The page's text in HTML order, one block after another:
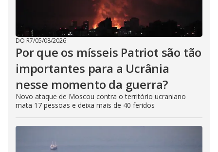
DO R7/05/08/2026
Por que os mísseis Patriot são tão
importantes para a Ucrânia
nesse momento da guerra?
Novo ataque de Moscou contra o território ucraniano
mata 17 pessoas e deixa mais de 40 feridos